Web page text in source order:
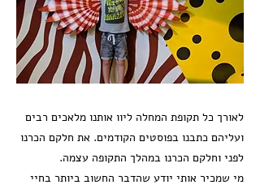
לאורך כל תקופת המחלה ליוו אותנו מלאכים רבים
ועליהם כתבנו בפוסטים הקודמים. את חלקם הכרנו
לפני וחלקם הכרנו במהלך התקופה עצמה.
מי שמכיר אותי יודע שהדבר החשוב ביותר בחיי